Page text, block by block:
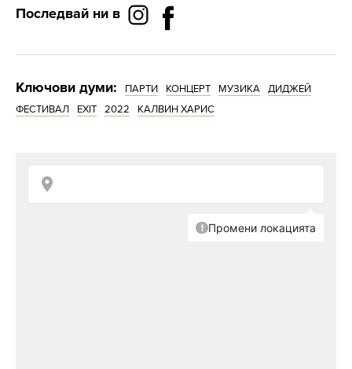
Последвай ни в
Ключови думи: ПАРТИ КОНЦЕРТ МУЗИКА
ДИДЖЕЙ
ФЕСТИВАЛ
EXIT 2022 КАЛВИН ХАРИС